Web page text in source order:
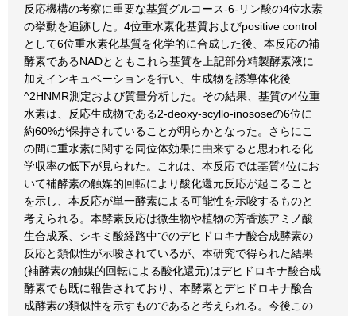
反応機構の考察に重要な基質グルコース-6-リン酸の4位水素
の挙動を追跡した。4位重水素化基質およびpositive control
として6位重水素化基質を化学的に合成した後、本反応の補
酵素であるNADとともこれら基質を上記部分精製酵素液に
加えインキュベーションを行い、生成物を誘導体化後
^2HNMR測定および質量分析した。その結果、基質の4位重
水素は、反応生成物である2-deoxy-scyllo-inososeの6位に
約60%が保持されていることが明らかとなった。さらにこ
の間に重水素に関する同位体効果に由来すると思われる化
学収率の低下が見られた。これは、本反応では基質4位にお
いて補酵素の触媒的回転により酸化還元反応が起こること
を示し、本反応が単一酵素による可能性を示唆するものと
考えられる。本酵素反応は微生物や植物の芳香族アミノ酸
生合成系、シキミ酸経路中でのデヒドロキナ酸合成酵素の
反応と類似性が示唆されているが、本研究で得られた結果
(補酵素の触媒的回転による酸化還元)はデヒドロキナ酸合成
酵素でも既に報告されており、本酵素とデヒドロキナ酸合
成酵素の類似性を示すものであると考えられる。今後この